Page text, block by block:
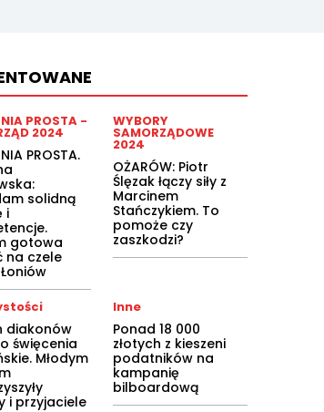
PROSTA -
2024
PROSTA.
solidną
i
gotowa
na czele
WYBORY
SAMORZĄDOWE
2024
OŻARÓW: Piotr
Ślęzak łączy siły z
Marcinem
Stańczykiem. To
pomoże czy
zaszkodzi?
diakonów
święcenia
Młodym
i przyjaciele
Inne
Ponad 18 000
złotych z kieszeni
podatników na
kampanię
bilboardową